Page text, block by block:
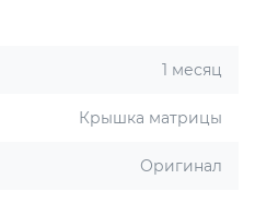
1 месяц
Крышка матрицы
Оригинал